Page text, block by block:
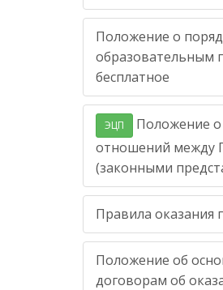
Положение о
образовательным
бесплатное
ЭЦП
Положение
отношений между
(законными
Правила оказания
Положение об
договорам об